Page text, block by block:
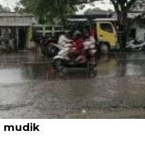
potensi cuaca
mudik